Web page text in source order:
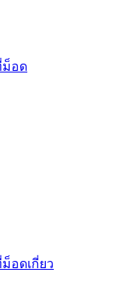
ม็อด
ม็อดเกี่ยว